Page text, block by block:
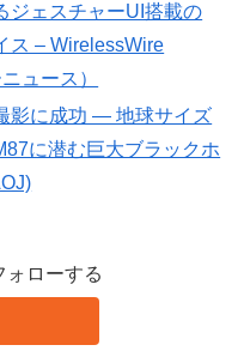
ジェスチャーUI搭載の
ス – WirelessWire
ュース）
影に成功 ― 地球サイズ
に潜む巨大ブラックホ
ォローする